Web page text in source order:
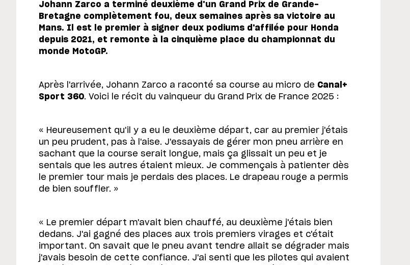
Johann Zarco a terminé deuxième d'un Grand Prix de Grande-
Bretagne complètement fou, deux semaines après sa victoire au
Mans. Il est le premier à signer deux podiums d'affilée pour Honda
depuis 2021, et remonte à la cinquième place du championnat du
monde MotoGP.
Après l'arrivée, Johann Zarco a raconté sa course au micro de Canal+
Sport 360. Voici le récit du vainqueur du Grand Prix de France 2025 :
« Heureusement qu'il y a eu le deuxième départ, car au premier j'étais
un peu prudent, pas à l'aise. J'essayais de gérer mon pneu arrière en
sachant que la course serait longue, mais ça glissait un peu et je
sentais que les autres étaient mieux. Je commençais à patienter dès
le premier tour mais je perdais des places. Le drapeau rouge a permis
de bien souffler. »
« Le premier départ m'avait bien chauffé, au deuxième j'étais bien
dedans. J'ai gagné des places aux trois premiers virages et c'était
important. On savait que le pneu avant tendre allait se dégrader mais
j'avais besoin de cette confiance. J'ai senti que les pilotes qui avaient